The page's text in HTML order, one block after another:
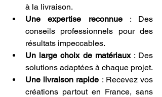
à la livraison.
Une expertise reconnue : Des
conseils professionnels pour des
résultats impeccables.
Un large choix de matériaux : Des
solutions adaptées à chaque projet.
Une livraison rapide : Recevez vos
créations partout en France, sans